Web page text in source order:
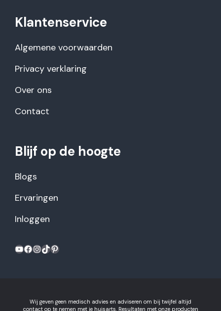
Klantenservice
Algemene voorwaarden
Privacy verklaring
Over ons
Contact
Blijf op de hoogte
Blogs
Ervaringen
Inloggen
Wij geven geen medisch advies en adviseren om bij twijfel altijd
contact op te nemen met je huisarts. Resultaten met onze producten